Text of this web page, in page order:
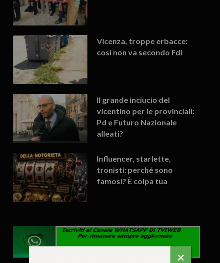
Vicenza, troppe erbacce:
così non va secondo FdI
Il grande inciucio del
vicentino per le provinciali:
Pd e Futuro Nazionale
alleati?
Influencer, starlette,
tronisti: perché sono
famosi? È colpa tua